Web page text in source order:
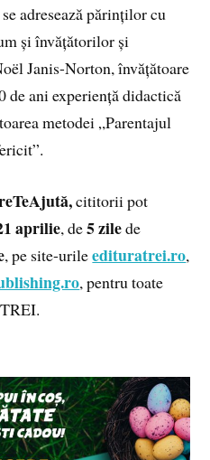
se adresează părinților cu
și învățătorilor și
Janis-Norton, învățătoare
de ani experiență didactică
metodei „Parentajul
cititorii pot
aprilie, de5 zilede
, pe site-urileedituratrei.ro,
, pentru toate